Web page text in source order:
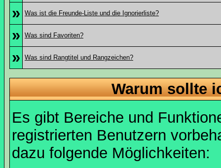
» Was ist die Freunde-Liste und die Ignorierliste?
» Was sind Favoriten?
» Was sind Rangtitel und Rangzeichen?
Warum sollte
Es gibt Bereiche und
registrierten Benutzern
dazu folgende Möglichkeiten: